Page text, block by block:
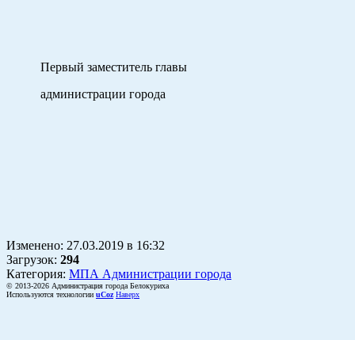
Первый заместитель главы
администрации города
Изменено: 27.03.2019 в 16:32
Загрузок: 294
Категория: МПА Администрации города
© 2013-2026 Администрация города Белокуриха
Используются технологии uCoz Наверх